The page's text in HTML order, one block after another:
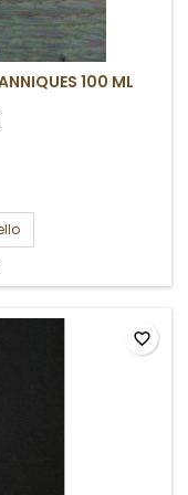
100 ML
favorite_border